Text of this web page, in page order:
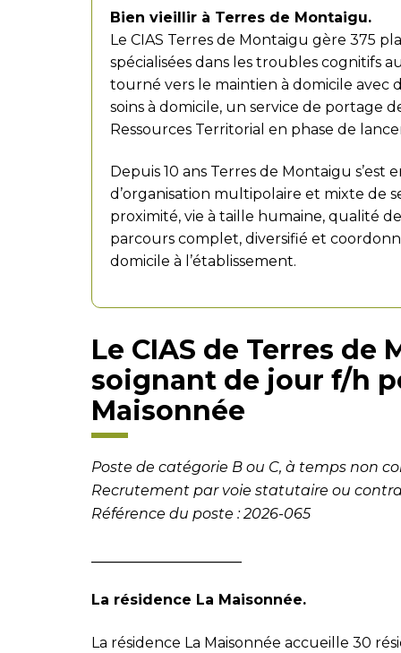
Bien vieillir à Terres de Montaigu.
Le CIAS Terres de Montaigu gère 375
spécialisées dans les troubles cognitifs
tourné vers le maintien à domicile avec
soins à domicile, un service de portage
Ressources Territorial en phase de
Depuis 10 ans Terres de Montaigu
d’organisation multipolaire et mixte de
proximité, vie à taille humaine, qualité
parcours complet, diversifié et
domicile à l’établissement.
Le CIAS de Terres de
soignant de jour f/h
Maisonnée
Poste de catégorie B ou C, à temps non
Recrutement par voie statutaire ou
Référence du poste : 2026-065
La résidence La Maisonnée.
La résidence La Maisonnée accueille 30